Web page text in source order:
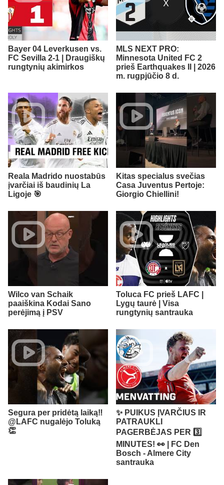
Bayer 04 Leverkusen vs.
FC Sevilla 2-1 | Draugiškų
rungtynių akimirkos
MLS NEXT PRO:
Minnesota United FC 2
prieš Earthquakes II | 2026
m. rugpjūčio 8 d.
Reala Madrido nuostabūs
įvarčiai iš baudinių La
Ligoje 🎯
Kitas specialus svečias
Casa Juventus Pertoje:
Giorgio Chiellini!
Wilco van Schaik
paaiškina Kodai Sano
perėjimą į PSV
Toluca FC prieš LAFC |
Lygų taurė | Visa
rungtynių santrauka
Segura per pridėtą laiką‼️ ​
@LAFC nugalėjo Toluką
👏
✨ PUIKUS ĮVARČIUS IR
PATRAUKLI
PAGERBĖJAS PER 3️⃣
MINUTES! 👀 | FC Den
Bosch - Almere City
santrauka